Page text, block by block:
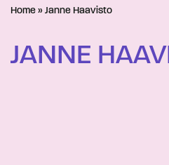
Home » Janne Haavisto
JANNE